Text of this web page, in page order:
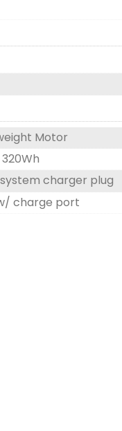
Motor
charger plug
charge port